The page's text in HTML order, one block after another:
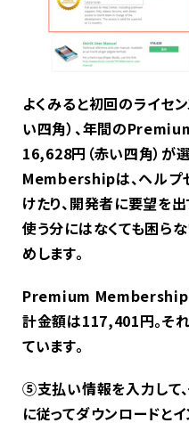
よくみると初回のライセ
い四角）、年間の
16,628円（赤い四角）が
Membershipは、ヘルプ
けたり、開発者に要望を
使う分にはなくても困ら
めします。
Premium Membership
計金額は117,401円。そ
ています。
⑤支払い情報を入力して
に従ってダウンロードと